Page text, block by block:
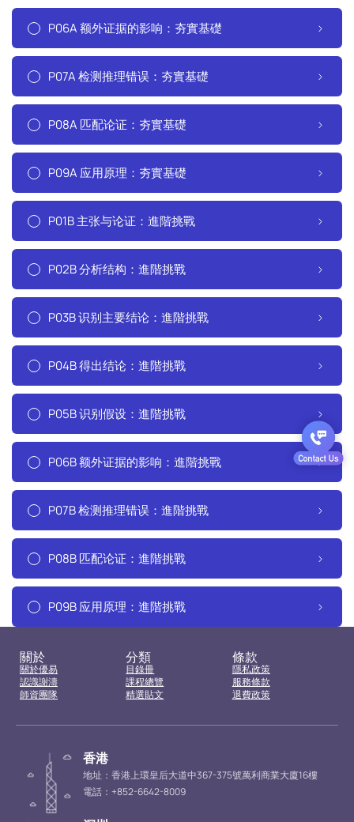
P06A 额外证据的影响：夯實基礎
P07A 检测推理错误：夯實基礎
P08A 匹配论证：夯實基礎
P09A 应用原理：夯實基礎
P01B 主张与论证：進階挑戰
P02B 分析结构：進階挑戰
P03B 识别主要结论：進階挑戰
P04B 得出结论：進階挑戰
P05B 识别假设：進階挑戰
P06B 额外证据的影响：進階挑戰
P07B 检测推理错误：進階挑戰
P08B 匹配论证：進階挑戰
P09B 应用原理：進階挑戰
關於
關於優易
認識謝濤
師資團隊
分類
目錄冊
課程總覽
精選貼文
條款
隱私政策
服務條款
退費政策
香港
地址：香港上環皇后大道中367-375號萬利商業大廈16樓
電話：+852-6642-8009